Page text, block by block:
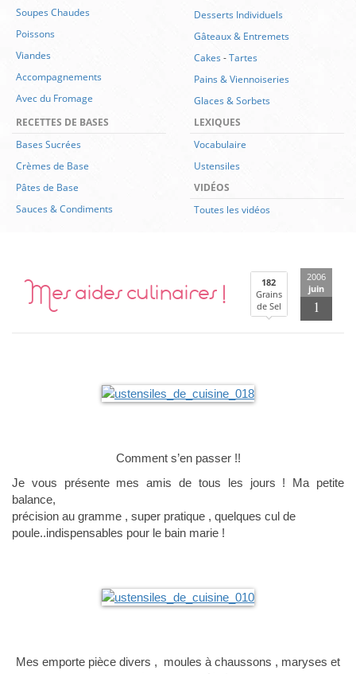
Soupes Chaudes
Poissons
Viandes
Accompagnements
Avec du Fromage
Desserts Individuels
Gâteaux & Entremets
Cakes-Tartes
Pains & Viennoiseries
Glaces & Sorbets
RECETTES DE BASES
Bases Sucrées
Crèmes de Base
Pâtes de Base
Sauces & Condiments
LEXIQUES
Vocabulaire
Ustensiles
VIDÉOS
Toutes les vidéos
Mes aides culinaires !
182
Grains
de Sel
2006
juin
1
Comment s’en passer !!
Je vous présente mes amis de tous les jours ! Ma petite
balance,
précision au gramme , super pratique , quelques cul de
poule..indispensables pour le bain marie !
Mes emporte pièce divers , moules à chaussons , maryses et